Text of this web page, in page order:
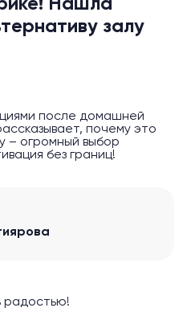
залу
после домашней
почему это
– огромный выбор
без границ!
радостью!